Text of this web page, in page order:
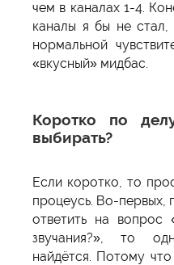
чем в каналах 1-4.
каналы я бы не
нормальной
«вкусный» мидбас.
Коротко по
выбирать?
Если коротко, то
процеусь. Во-первых,
ответить на вопрос
звучания?», то
найдётся. Потому